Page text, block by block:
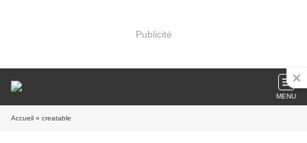
Publicité
MENU
Accueil » creatable